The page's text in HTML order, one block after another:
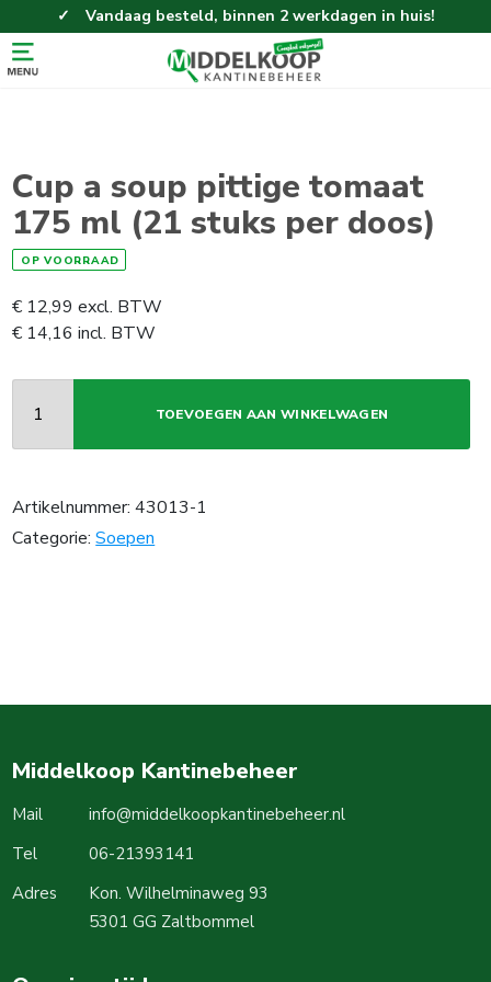
Vandaag besteld, binnen 2 werkdagen in huis!
Eenvoudig en gemakkelijk bestellen!
Gratis thuisbezorgd vanaf 100,-!
Cup a soup pittige tomaat
175 ml (21 stuks per doos)
OP VOORRAAD
€ 12,99 excl. BTW
€ 14,16 incl. BTW
TOEVOEGEN AAN WINKELWAGEN
Artikelnummer:43013-1
Categorie:Soepen
Middelkoop Kantinebeheer
Mail
info@middelkoopkantinebeheer.nl
Tel
06-21393141
Adres
Kon. Wilhelminaweg 93
5301 GG Zaltbommel